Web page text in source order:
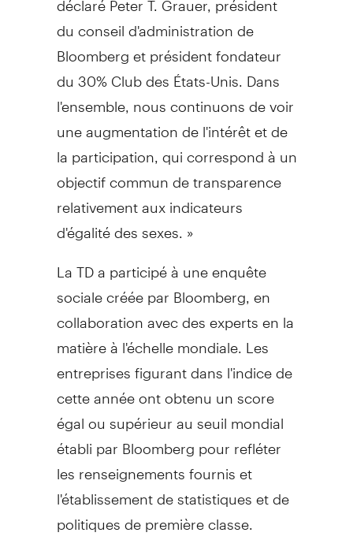
du conseil d'administration de
Bloomberg et président fondateur
du 30% Club des États-Unis. Dans
l'ensemble, nous continuons de voir
une augmentation de l'intérêt et de
la participation, qui correspond à un
objectif commun de transparence
relativement aux indicateurs
d'égalité des sexes. »
La TD a participé à une enquête
sociale créée par Bloomberg, en
collaboration avec des experts en la
matière à l'échelle mondiale. Les
entreprises figurant dans l'indice de
cette année ont obtenu un score
égal ou supérieur au seuil mondial
établi par Bloomberg pour refléter
les renseignementsfourniset
l'établissement de statistiques et de
politiques de première classe.